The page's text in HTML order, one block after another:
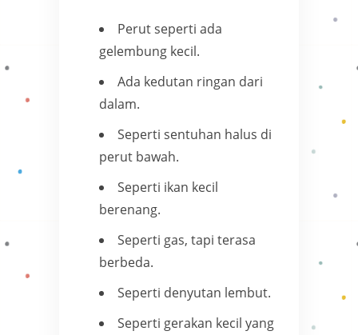
Perut seperti ada
gelembung kecil.
Ada kedutan ringan dari
dalam.
Seperti sentuhan halus di
perut bawah.
Seperti ikan kecil
berenang.
Seperti gas, tapi terasa
berbeda.
Seperti denyutan lembut.
Seperti gerakan kecil yang